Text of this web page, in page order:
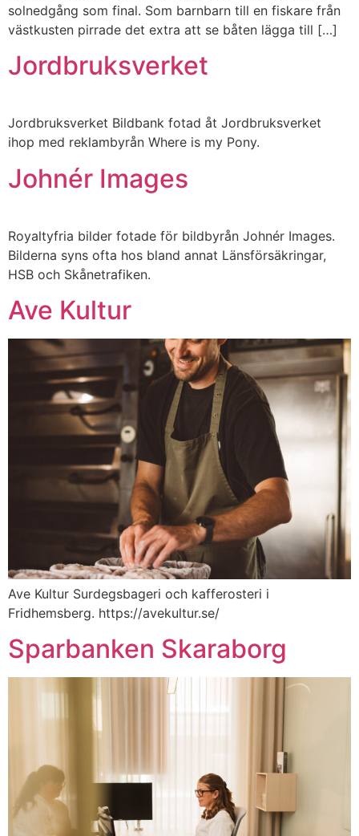
solnedgång som final. Som barnbarn till en fiskare från
västkusten pirrade det extra att se båten lägga till […]
Jordbruksverket
Jordbruksverket Bildbank fotad åt Jordbruksverket
ihop med reklambyrån Where is my Pony.
Johnér Images
Royaltyfria bilder fotade för bildbyrån Johnér Images.
Bilderna syns ofta hos bland annat Länsförsäkringar,
HSB och Skånetrafiken.
Ave Kultur
Ave Kultur Surdegsbageri och kafferosteri i
Fridhemsberg. https://avekultur.se/
Sparbanken Skaraborg